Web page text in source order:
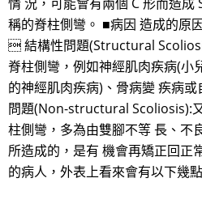
稱的脊柱側彎。 ■病因 造成的原
 結構性問題(Structural
脊柱側彎，例如神經肌肉疾病(小
的神經肌肉疾病)、骨病變 疾病
問題(Non-structural Scoliosis):
柱側彎，多為由雙腳不等 長、不
所造成的，是有 機會再矯正回正
的病人，外表上看來會有以下幾點